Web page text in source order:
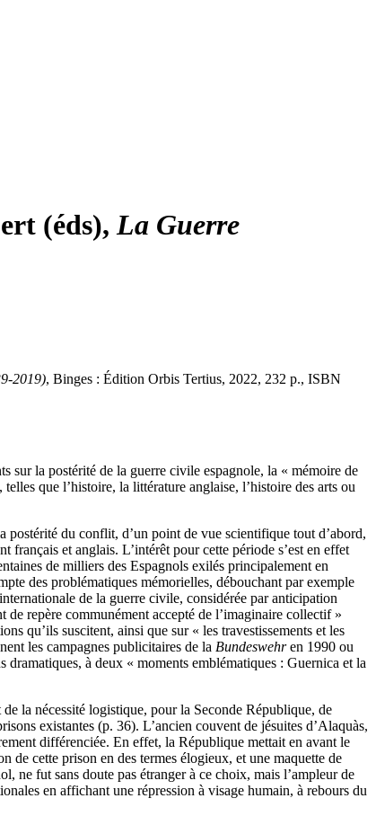
(éds),La Guerre
2019), Binges : Édition Orbis Tertius, 2022, 232 p., ISBN
sur la postérité de la guerre civile espagnole, la « mémoire de
que l’histoire, la littérature anglaise, l’histoire des arts ou
du conflit, d’un point de vue scientifique tout d’abord,
français et anglais. L’intérêt pour cette période s’est en effet
de milliers des Espagnols exilés principalement en
des problématiques mémorielles, débouchant par exemple
de la guerre civile, considérée par anticipation
repère communément accepté de l’imaginaire collectif »
qu’ils suscitent, ainsi que sur « les travestissements et les
les campagnes publicitaires de la Bundeswehren 1990 ou
à deux « moments emblématiques : Guernica et la
la nécessité logistique, pour la Seconde République, de
existantes (p. 36). L’ancien couvent de jésuites d’Alaquàs,
différenciée. En effet, la République mettait en avant le
de cette prison en des termes élogieux, et une maquette de
ne fut sans doute pas étranger à ce choix, mais l’ampleur de
en affichant une répression à visage humain, à rebours du